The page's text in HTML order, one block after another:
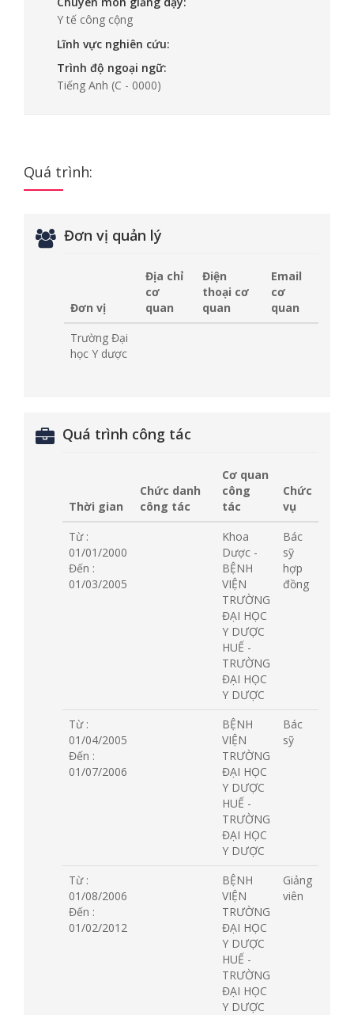
Y tế công cộng
Lĩnh vực nghiên cứu:
Trình độ ngoại ngữ:
Tiếng Anh (C - 0000)
Quá trình:
Đơn vị quản lý
Đơn vị
Địa chỉ
cơ
quan
Điện
thoại cơ
quan
Email
cơ
quan
Trường Đại
học Y dược
Quá trình công tác
Thời gian
Chức danh
công tác
Cơ quan
công
tác
Chức
vụ
Từ :
01/01/2000
Đến :
01/03/2005
Khoa
Dược -
BỆNH
VIỆN
TRƯỜNG
ĐẠI HỌC
Y DƯỢC
HUẾ -
TRƯỜNG
ĐẠI HỌC
Y DƯỢC
Bác
sỹ
hợp
đồng
Từ :
01/04/2005
Đến :
01/07/2006
BỆNH
VIỆN
TRƯỜNG
ĐẠI HỌC
Y DƯỢC
HUẾ -
TRƯỜNG
ĐẠI HỌC
Y DƯỢC
Bác
sỹ
Từ :
01/08/2006
Đến :
01/02/2012
BỆNH
VIỆN
TRƯỜNG
ĐẠI HỌC
Y DƯỢC
HUẾ -
TRƯỜNG
ĐẠI HỌC
Y DƯỢC
Giảng
viên